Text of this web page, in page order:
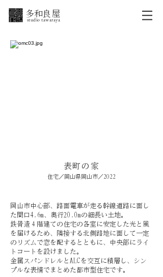
​ 多和良屋
studio tawaraya
表町の家
住宅／岡山県岡山市／2022
岡山市中心部、路面電車が走る幹線道路に面し
た間口4.6m、奥行20.0mの細長い土地。
鉄骨造４階建ての住宅の各室に安定した光と風
を届けるため、隣接する北側路地に面して一定
のリズムで窓を配するとともに、中央部にライ
トコートを設けました。
金属スパンドレルとALCを交互に積層し、シン
プルな表情でまとめた都市型住宅です。